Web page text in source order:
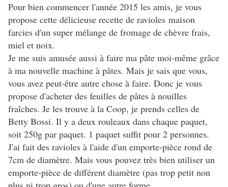
Pour bien commencer l'année 2015 les amis, je vous
propose cette délicieuse recette de ravioles maison
farcies d'un super mélange de fromage de chèvre frais,
miel et noix.
Je me suis amusée aussi à faire ma pâte moi-même grâce
à ma nouvelle machine à pâtes. Mais je sais que vous,
vous avez peut-être autre chose à faire. Donc je vous
propose d'acheter des feuilles de pâtes à nouilles
fraîches. Je les trouve à la Coop, je prends celles de
Betty Bossi. Il y a deux rouleaux dans chaque paquet,
soit 250g par paquet. 1 paquet suffit pour 2 personnes.
J'ai fait des ravioles à l'aide d'un emporte-pièce rond de
7cm de diamètre. Mais vous pouvez très bien utiliser un
emporte-pièce de différent diamètre (pas trop petit non